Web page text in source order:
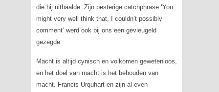
die hij uithaalde. Zijn pesterige catchphrase ‘You
might very well think that, I couldn’t possibly
comment’ werd ook bij ons een gevleugeld
gezegde.
Macht is altijd cynisch en volkomen gewetenloos,
en het doel van macht is het behouden van
macht. Francis Urquhart en zijn al even